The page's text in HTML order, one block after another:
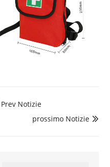
Prev Notizie

prossimo Notizie